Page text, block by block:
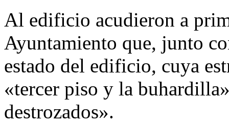
Al edificio acudieron a
Ayuntamiento que, junto
estado del edificio, cuya
«tercer piso y la
destrozados».